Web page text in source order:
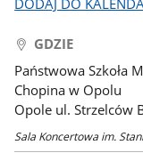
GDZIE
Państwowa Szkoła
Chopina w Opolu
Opole ul. Strzelców
Sala Koncertowa im.